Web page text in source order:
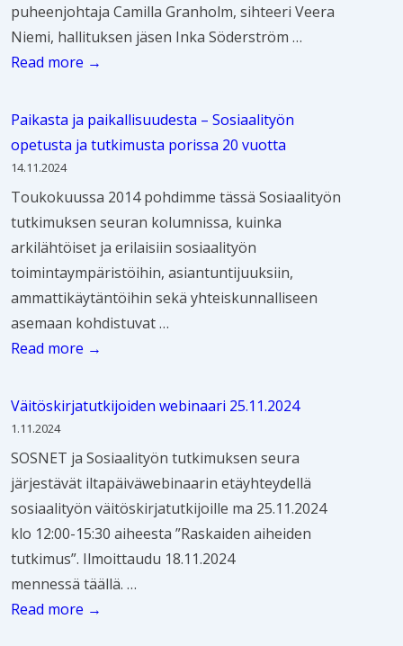
o
k
e
l
u
l
l
a
y
s
s
ä
k
e
m
s
s
u
u
t
e
e
n
l
e
i
ö
j
e
n
,
v
i
e
s
t
n
n
j
y
ö
u
t
k
m
u
k
s
e
n
e
u
r
a
o
s
o
i
t
puheenjohtaja Camilla Granholm, sihteeri Veera
Niemi, hallituksen jäsen Inka Söderström …
S
s
a
a
n
t
k
i
m
u
k
s
e
n
Read more →
Paikasta ja paikallisuudesta – Sosiaalityön
opetusta ja tutkimusta porissa 20 vuotta
14.11.2024
Toukokuussa 2014 pohdimme tässä Sosiaalityön
tutkimuksen seuran kolumnissa, kuinka
arkilähtöiset ja erilaisiin sosiaalityön
toimintaympäristöihin, asiantuntijuuksiin,
ammattikäytäntöihin sekä yhteiskunnalliseen
asemaan kohdistuvat …
P
i
k
a
s
t
a
p
Read more →
Väitöskirjatutkijoiden webinaari 25.11.2024
1.11.2024
SOSNET ja Sosiaalityön tutkimuksen seura
järjestävät iltapäiväwebinaarin etäyhteydellä
sosiaalityön väitöskirjatutkijoille ma 25.11.2024
klo 12:00-15:30 aiheesta ”Raskaiden aiheiden
tutkimus”. Ilmoittaudu 18.11.2024
mennessä täällä. …
V
Read more →